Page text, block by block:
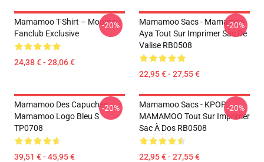
Mamamoo T-Shirt – Moomoo
Fanclub Exclusive
24,38 € - 28,06 €
-20%
Mamamoo Sacs - Mamamoo
Aya Tout Sur Imprimer Sac De
Valise RB0508
22,95 € - 27,55 €
-20%
Mamamoo Des Capuches...
Mamamoo Logo Bleu S
TP0708
39,51 € - 45,95 €
-20%
Mamamoo Sacs - KPOP
MAMAMOO Tout Sur Imprimer
Sac À Dos RB0508
22,95 € - 27,55 €
-20%